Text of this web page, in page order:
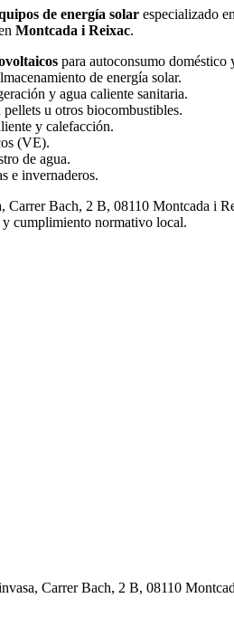
de energía solar especializado
Montcada i Reixac.
para autoconsumo doméstico
de energía solar.
y agua caliente sanitaria.
u otros biocombustibles.
y calefacción.
(VE).
de agua.
e invernaderos.
Bach, 2 B, 08110 Montcada i
cumplimiento normativo local.
Carrer Bach, 2 B, 08110